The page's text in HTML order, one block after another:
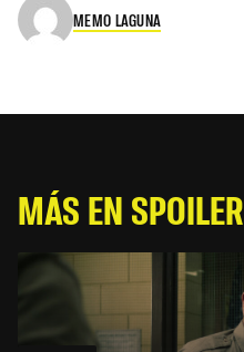
MEMO LAGUNA
MÁS EN SPOILER